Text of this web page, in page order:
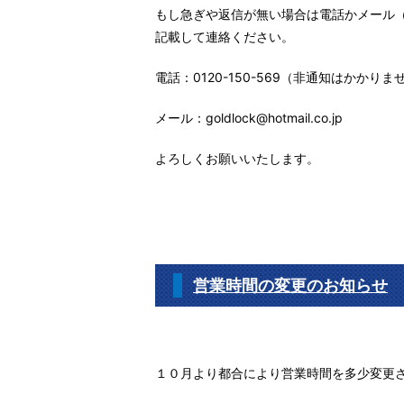
もし急ぎや返信が無い場合は電話かメー
記載して連絡ください。
電話：0120-150-569（非通知はかかりま
メール：goldlock@hotmail.co.jp
よろしくお願いいたします。
営業時間の変更のお知らせ
１０月より都合により営業時間を多少変更